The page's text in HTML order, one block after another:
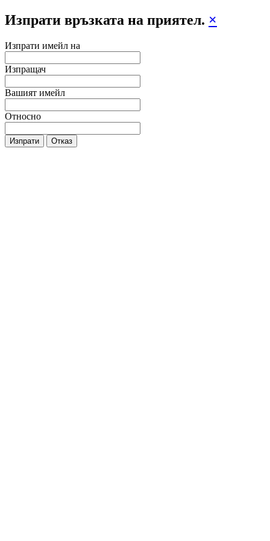
Изпрати връзката на приятел. ×
Изпрати имейл на
Изпращач
Вашият имейл
Относно
Изпрати Отказ